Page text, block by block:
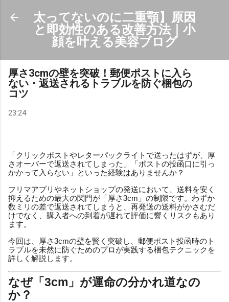
スキップしてメイン コンテンツに移動
太ってないのに二重顎】原因
と即効性のある改善方法｜小
顔を叶える美容ブログ
厚さ3cmの壁を突破！郵便ポストに入ら
ない・返送されるトラブルを防ぐ梱包の
コツ
23:24
「クリックポストやレターパックライトで送ったはずが、厚
さオーバーで返送されてしまった」「ポストの投函口に引っ
かかって入らない」といった経験はありませんか？
フリマアプリやネットショップの発送において、送料を安く
抑えるための最大の関門が「厚さ3cm」の制限です。わずか
数ミリの差で返送されてしまうと、再発送の送料がかさむだ
けでなく、購入者への到着が遅れて評価に響くリスクもあり
ます。
今回は、厚さ3cmの壁を賢く突破し、郵便ポスト投函時のト
ラブルを未然に防ぐためのプロが実践する梱包テクニックを
詳しく解説します。
なぜ「3cm」が運命の分かれ道なの
か？